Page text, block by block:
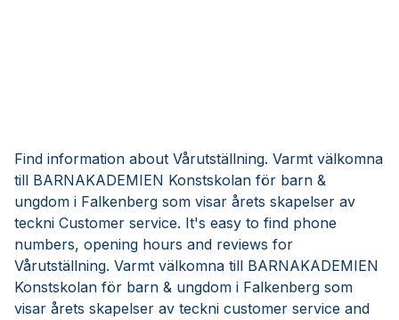
Find information about Vårutställning. Varmt välkomna
till BARNAKADEMIEN Konstskolan för barn &
ungdom i Falkenberg som visar årets skapelser av
teckni Customer service. It's easy to find phone
numbers, opening hours and reviews for
Vårutställning. Varmt välkomna till BARNAKADEMIEN
Konstskolan för barn & ungdom i Falkenberg som
visar årets skapelser av teckni customer service and